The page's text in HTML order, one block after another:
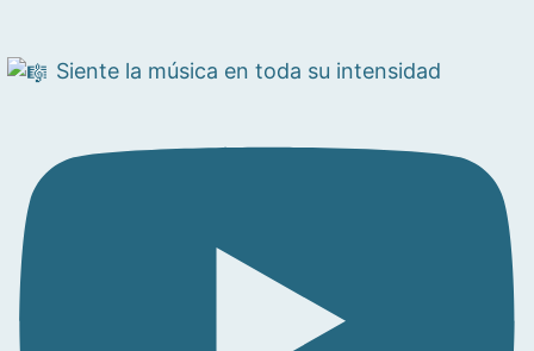
Siente la música en toda su intensidad